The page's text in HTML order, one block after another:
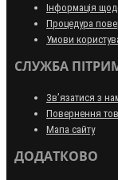
Інформація
Процедура
Умови
СЛУЖБА
Зв’язатися з
Повернення
Мапа сайту
ДОДАТКОВО